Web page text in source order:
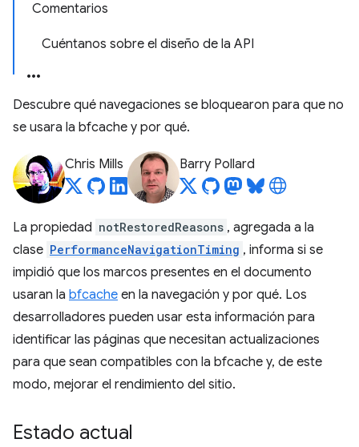
Comentarios
Cuéntanos sobre el diseño de la API
Descubre qué navegaciones se bloquearon para que no
se usara la bfcache y por qué.
Chris Mills Barry Pollard
La propiedad notRestoredReasons , agregada a la
clase PerformanceNavigationTiming , informa si se
impidió que los marcos presentes en el documento
usaran la bfcache en la navegación y por qué. Los
desarrolladores pueden usar esta información para
identificar las páginas que necesitan actualizaciones
para que sean compatibles con la bfcache y, de este
modo, mejorar el rendimiento del sitio.
Estado actual